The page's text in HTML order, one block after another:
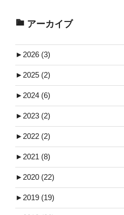
アーカイブ
► 2026 (3)
► 2025 (2)
► 2024 (6)
► 2023 (2)
► 2022 (2)
► 2021 (8)
► 2020 (22)
► 2019 (19)